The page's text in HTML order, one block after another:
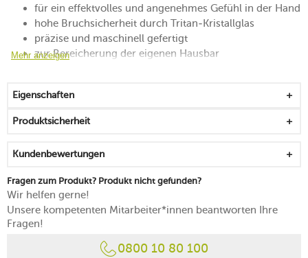
für ein effektvolles und angenehmes Gefühl in der Hand
hohe Bruchsicherheit durch Tritan-Kristallglas
präzise und maschinell gefertigt
zur Bereicherung der eigenen Hausbar
Mehr anzeigen
Eigenschaften
Produktsicherheit
Kundenbewertungen
Fragen zum Produkt? Produkt nicht gefunden?
Wir helfen gerne!
Unsere kompetenten Mitarbeiter*innen beantworten Ihre
Fragen!
0800 10 80 100